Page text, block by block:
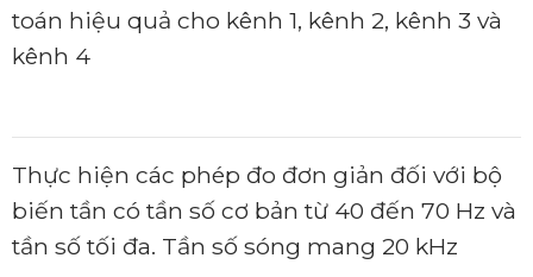
toán hiệu quả cho kênh 1, kênh 2, kênh 3 và
kênh 4
Thực hiện các phép đo đơn giản đối với bộ
biến tần có tần số cơ bản từ 40 đến 70 Hz và
tần số tối đa. Tần số sóng mang 20 kHz